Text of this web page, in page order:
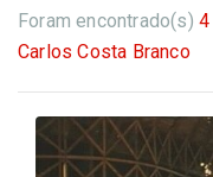
Foram encontrado(s) 4
Carlos Costa Branco